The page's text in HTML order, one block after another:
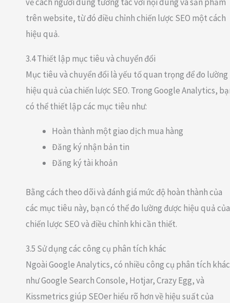
trên website, từ đó điều chỉnh chiến lược SEO một cách
hiệu quả.
3.4 Thiết lập mục tiêu và chuyển đổi
Mục tiêu và chuyển đổi là yếu tố quan trọng để đo lường
hiệu quả của chiến lược SEO. Trong Google Analytics,
có thể thiết lập các mục tiêu như:
Hoàn thành một giao dịch mua hàng
Đăng ký nhận bản tin
Đăng ký tài khoản
Bằng cách theo dõi và đánh giá mức độ hoàn thành của
các mục tiêu này, bạn có thể đo lường được hiệu quả của
chiến lược SEO và điều chỉnh khi cần thiết.
3.5 Sử dụng các công cụ phân tích khác
Ngoài Google Analytics, có nhiều công cụ phân tích khác
như Google Search Console, Hotjar, Crazy Egg, và
Kissmetrics giúp SEOer hiểu rõ hơn về hiệu suất của